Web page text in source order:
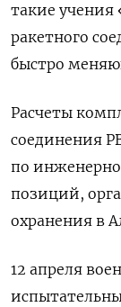
такие учения
ракетного
быстро
Расчеты
соединения
по
позиций,
охранения в
12 апреля